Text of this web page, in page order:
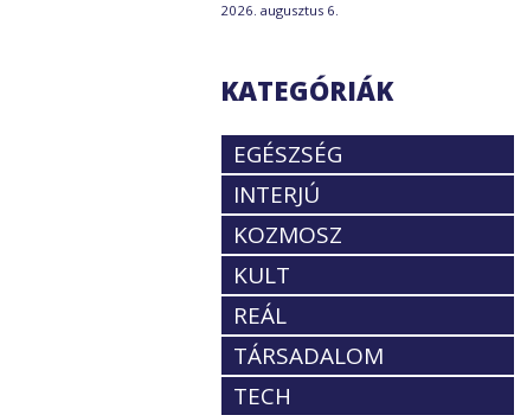
2026. augusztus 6.
KATEGÓRIÁK
EGÉSZSÉG
INTERJÚ
KOZMOSZ
KULT
REÁL
TÁRSADALOM
TECH